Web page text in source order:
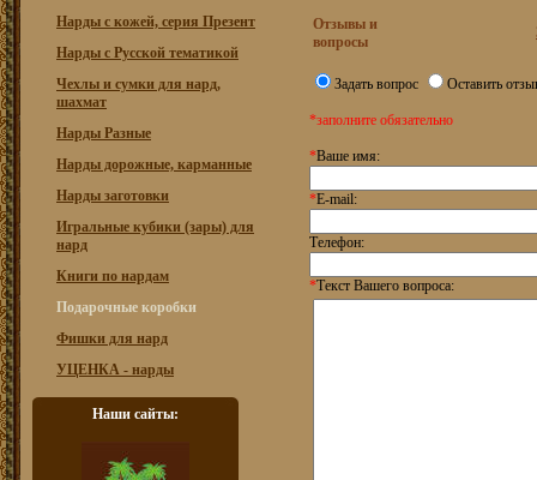
Нарды с кожей, серия Презент
Нарды с Русской тематикой
Чехлы и сумки для нард,
шахмат
Нарды Разные
Нарды дорожные, карманные
Нарды заготовки
Игральные кубики (зары) для
нард
Книги по нардам
Подарочные коробки
Фишки для нард
УЦЕНКА - нарды
Наши сайты:
Отзывы и
вопросы
Задать вопрос Оставить
*заполните обязательно
*Ваше имя:
*E-mail:
Телефон:
*Текст Вашего вопроса: